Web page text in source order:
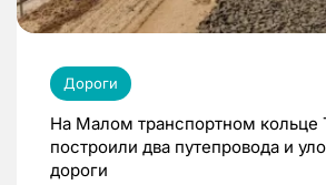
Дороги
На Малом транспортном кольце
построили два путепровода и
дороги